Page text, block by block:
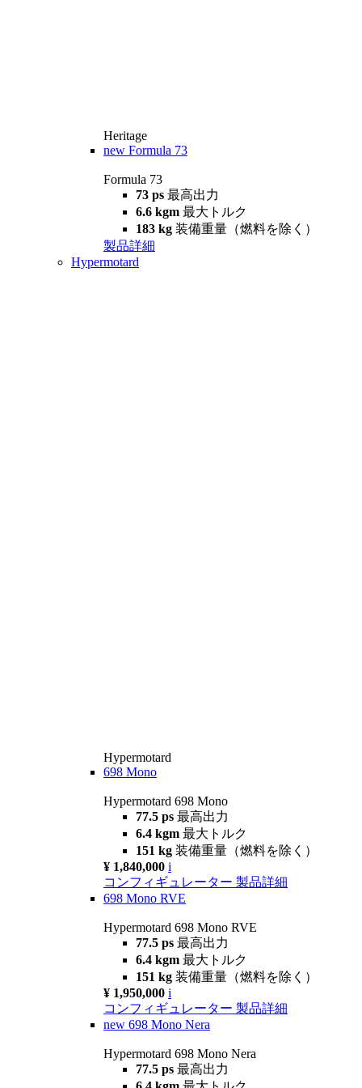
Heritage
new Formula 73
Formula 73
73 ps 最高出力
6.6 kgm 最大トルク
183 kg 装備重量（燃料を除く）
製品詳細
Hypermotard
Hypermotard
698 Mono
Hypermotard 698 Mono
77.5 ps 最高出力
6.4 kgm 最大トルク
151 kg 装備重量（燃料を除く）
¥ 1,840,000 i
コンフィギュレーター 製品詳細
698 Mono RVE
Hypermotard 698 Mono RVE
77.5 ps 最高出力
6.4 kgm 最大トルク
151 kg 装備重量（燃料を除く）
¥ 1,950,000 i
コンフィギュレーター 製品詳細
new 698 Mono Nera
Hypermotard 698 Mono Nera
77.5 ps 最高出力